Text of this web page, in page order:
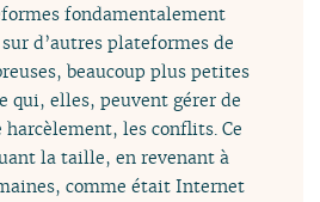
fondamentalement
d’autres plateformes de
beaucoup plus petites
qui, elles, peuvent gérer de
harcèlement, les conflits. Ce
la taille, en revenant à
comme était Internet